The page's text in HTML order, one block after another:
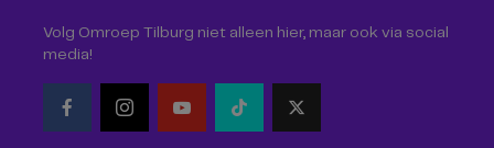
Volg Omroep Tilburg niet alleen hier, maar ook via social
media!